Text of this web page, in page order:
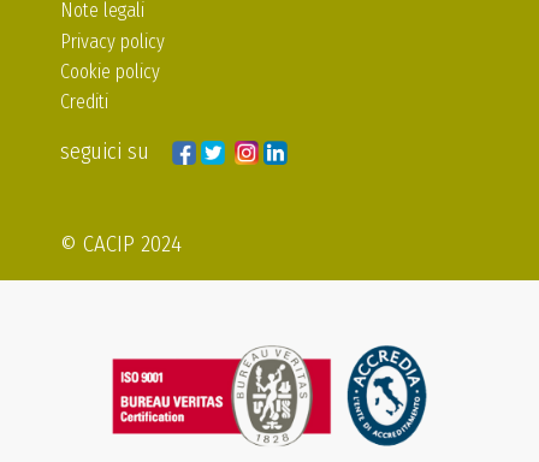
Note legali
Privacy policy
Cookie policy
Crediti
seguici su
© CACIP 2024